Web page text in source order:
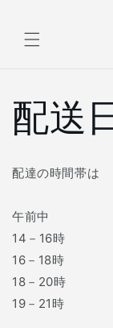
進む
配送
配達の時間帯は
午前中
14－16時
16－18時
18－20時
19－21時